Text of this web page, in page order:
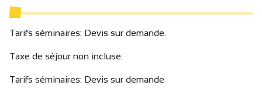
Tarifs séminaires: Devis sur demande.
Taxe de séjour non incluse.
Tarifs séminaires: Devis sur demande